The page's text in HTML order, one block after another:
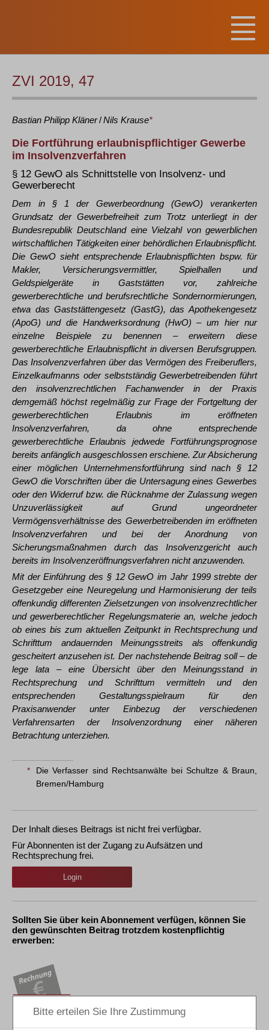
ZVI 2019, 47
Bastian Philipp Kläner/Nils Krause*
Die Fortführung erlaubnispflichtiger Gewerbe
im Insolvenzverfahren
§ 12 GewO als Schnittstelle von Insolvenz- und
Gewerberecht
Dem in § 1 der Gewerbeordnung (GewO) verankerten
Grundsatz der Gewerbefreiheit zum Trotz unterliegt in der
Bundesrepublik Deutschland eine Vielzahl von gewerblichen
wirtschaftlichen Tätigkeiten einer behördlichen Erlaubnispflicht.
Die GewO sieht entsprechende Erlaubnispflichten bspw. für
Makler, Versicherungsvermittler, Spielhallen und
Geldspielgeräte in Gaststätten vor, zahlreiche
gewerberechtliche und berufsrechtliche Sondernormierungen,
etwa das Gaststättengesetz (GastG), das Apothekengesetz
(ApoG) und die Handwerksordnung (HwO) – um hier nur
einzelne Beispiele zu benennen – erweitern diese
gewerberechtliche Erlaubnispflicht in diversen Berufsgruppen.
Das Insolvenzverfahren über das Vermögen des Freiberuflers,
Einzelkaufmanns oder selbstständig Gewerbetreibenden führt
den insolvenzrechtlichen Fachanwender in der Praxis
demgemäß höchst regelmäßig zur Frage der Fortgeltung der
gewerberechtlichen Erlaubnis im eröffneten
Insolvenzverfahren, da ohne entsprechende
gewerberechtliche Erlaubnis jedwede Fortführungsprognose
bereits anfänglich ausgeschlossen erschiene. Zur Absicherung
einer möglichen Unternehmensfortführung sind nach § 12
GewO die Vorschriften über die Untersagung eines Gewerbes
oder den Widerruf bzw. die Rücknahme der Zulassung wegen
Unzuverlässigkeit auf Grund ungeordneter
Vermögensverhältnisse des Gewerbetreibenden im eröffneten
Insolvenzverfahren und bei der Anordnung von
Sicherungsmaßnahmen durch das Insolvenzgericht auch
bereits im Insolvenzeröffnungsverfahren nicht anzuwenden.
Mit der Einführung des § 12 GewO im Jahr 1999 strebte der
Gesetzgeber eine Neuregelung und Harmonisierung der teils
offenkundig differenten Zielsetzungen von insolvenzrechtlicher
und gewerberechtlicher Regelungsmaterie an, welche jedoch
ob eines bis zum aktuellen Zeitpunkt in Rechtsprechung und
Schrifttum andauernden Meinungsstreits als offenkundig
gescheitert anzusehen ist. Der nachstehende Beitrag soll – de
lege lata – eine Übersicht über den Meinungsstand in
Rechtsprechung und Schrifttum vermitteln und den
entsprechenden Gestaltungsspielraum für den
Praxisanwender unter Einbezug der verschiedenen
Verfahrensarten der Insolvenzordnung einer näheren
Betrachtung unterziehen.
*
Die Verfasser sind Rechtsanwälte bei Schultze & Braun,
Bremen/Hamburg
Der Inhalt dieses Beitrags ist nicht frei verfügbar.
Für Abonnenten ist der Zugang zu Aufsätzen und
Rechtsprechung frei.
Login
Sollten Sie über kein Abonnement verfügen, können Sie
den gewünschten Beitrag trotzdem kostenpflichtig
erwerben:
Erwerben Sie den gewünschten Beitrag kostenpflichtig per